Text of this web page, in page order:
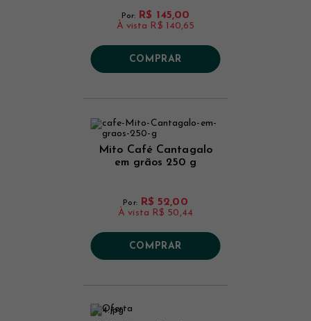
Por: R$ 145,00
À vista R$ 140,65
COMPRAR
Mito Café Cantagalo
em grãos 250 g
Por: R$ 52,00
À vista R$ 50,44
COMPRAR